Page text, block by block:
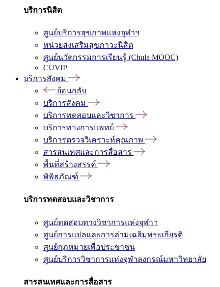
บริการนิสิต
ศูนย์บริการสุขภาพแห่งจุฬาฯ
หน่วยส่งเสริมสุขภาวะนิสิต
ศูนย์นวัตกรรมการเรียนรู้ (Chula MOOC)
CUVIP
บริการสังคม
ย้อนกลับ
บริการสังคม
บริการทดสอบและวิชาการ
บริการทางการแพทย์
บริการตรวจวิเคราะห์คุณภาพ
สารสนเทศและการสื่อสาร
พื้นที่สร้างสรรค์
พิพิธภัณฑ์
บริการทดสอบและวิชาการ
ศูนย์ทดสอบทางวิชาการแห่งจุฬาฯ
ศูนย์การแปลและการล่ามเฉลิมพระเกียรติ
ศูนย์กฎหมายเพื่อประชาชน
ศูนย์บริการวิชาการแห่งจุฬาลงกรณ์มหาวิทยาลัย
สารสนเทศและการสื่อสาร